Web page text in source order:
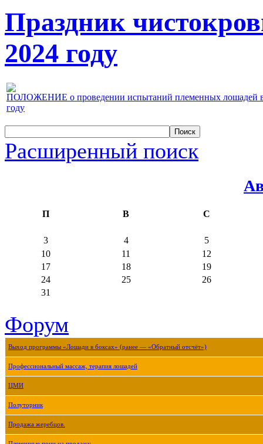
Праздник
2024 году
ПОЛОЖЕНИЕ о проведении испытаний племенных лошадей
году
Расширенный поиск
П В С
3 4
5
10
11
12
17
18
19
24
25
26
31
Форум
Выход программы «Лошади в боксах» (ранее — «Обратный отсчёт»)
Профессиональный массаж, терапия лошадей
ЦМИ
Полуторник
Продажа жеребцов.